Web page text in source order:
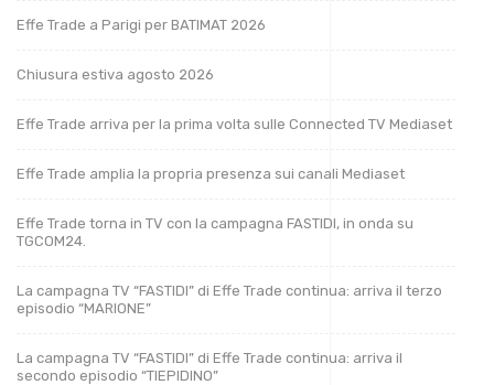
Effe Trade a Parigi per BATIMAT 2026
Chiusura estiva agosto 2026
Effe Trade arriva per la prima volta sulle Connected TV Mediaset
Effe Trade amplia la propria presenza sui canali Mediaset
Effe Trade torna in TV con la campagna FASTIDI, in onda su
TGCOM24.
La campagna TV “FASTIDI” di Effe Trade continua: arriva il terzo
episodio “MARIONE”
La campagna TV “FASTIDI” di Effe Trade continua: arriva il
secondo episodio “TIEPIDINO”